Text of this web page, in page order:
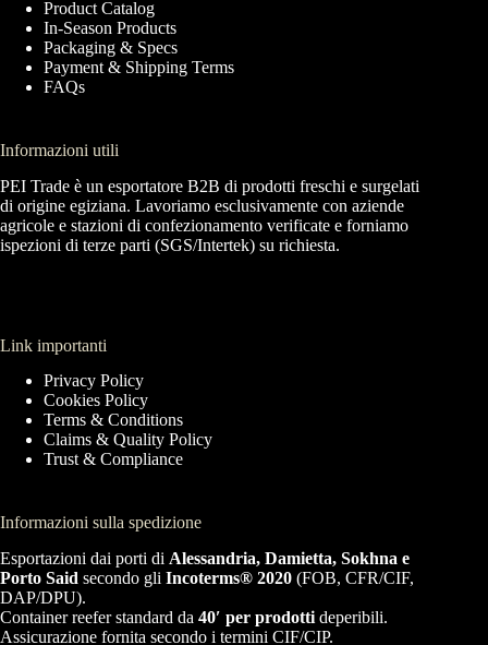
Product Catalog
In-Season Products
Packaging & Specs
Payment & Shipping Terms
FAQs
Informazioni utili
PEI Trade è un esportatore B2B di prodotti freschi e surgelati
di origine egiziana. Lavoriamo esclusivamente con aziende
agricole e stazioni di confezionamento verificate e forniamo
ispezioni di terze parti (SGS/Intertek) su richiesta.
Link importanti
Privacy Policy
Cookies Policy
Terms & Conditions
Claims & Quality Policy
Trust & Compliance
Informazioni sulla spedizione
Esportazioni dai porti di Alessandria, Damietta, Sokhna e
Porto Said secondo gli Incoterms® 2020 (FOB, CFR/CIF,
DAP/DPU).
Container reefer standard da 40′ per prodotti deperibili.
Assicurazione fornita secondo i termini CIF/CIP.